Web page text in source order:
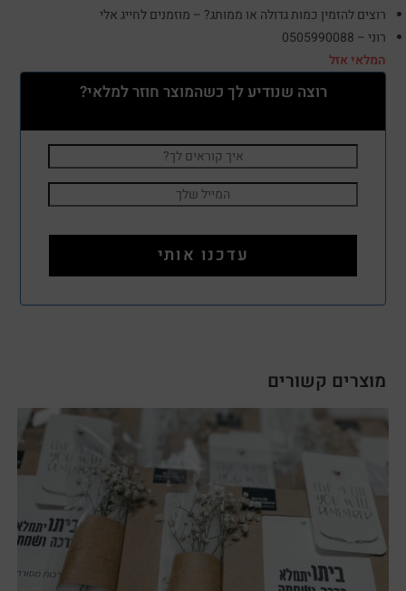
רוצים להזמין כמות גדולה או ממותג? – מוזמנים לחייג אלי
רוני – 0505990088
המלאי אזל
רוצה שנודיע לך כשהמוצר חוזר למלאי?
מוצרים קשורים